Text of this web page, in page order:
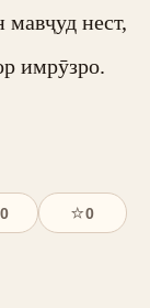
нест,
имрӯзро.
0 ⭐0